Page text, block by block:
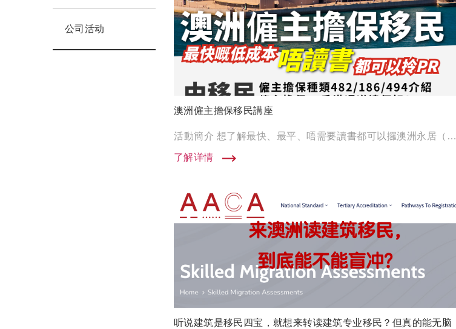
公司活动
澳洲僱主擔保移民講座
活動簡介 想了解最快、最平、唔需要讀書都可以攞澳洲永居（PR）嘅方法？今次由 Monkey King 移民留學 […]
了解详情
听说建筑是移民四宝，就想来转读建筑专业移民？但真的能无脑